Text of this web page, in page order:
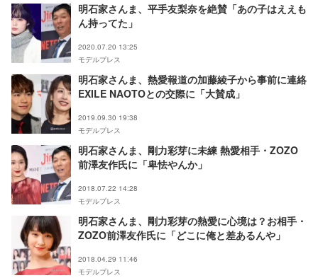
明石家さんま、平手友梨奈を絶賛「あの子はええも
ん持ってた」
2020.07.20 13:25
モデルプレス
明石家さんま、熱愛報道の加藤綾子から事前に連絡
EXILE NAOTOとの交際に「大賛成」
2019.09.30 19:38
モデルプレス
明石家さんま、剛力彩芽に未練 熱愛相手・ZOZO
前澤友作氏に「卑怯やんか」
2018.07.22 14:28
モデルプレス
明石家さんま、剛力彩芽の熱愛に心境は？お相手・
ZOZO前澤友作氏に「どこに俺と差あるんや」
2018.04.29 11:46
モデルプレス